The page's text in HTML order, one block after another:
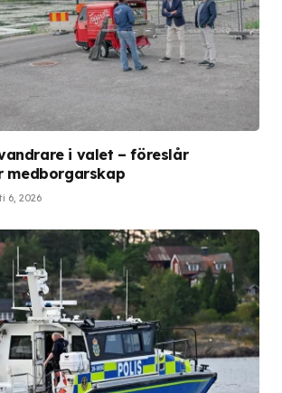
i valet – föreslår
medborgarskap
6, 2026